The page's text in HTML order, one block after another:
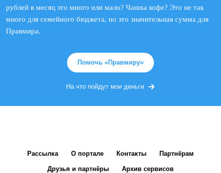
рублей в месяц это много или мало? Чашка кофе? Это не так
много для семейного бюджета, но это значительная сумма для
Правмира.
Помочь «Правмиру»
На что пойдут мои деньги
Рассылка О портале Контакты Партнёрам
Друзья и партнёры Архив сервисов